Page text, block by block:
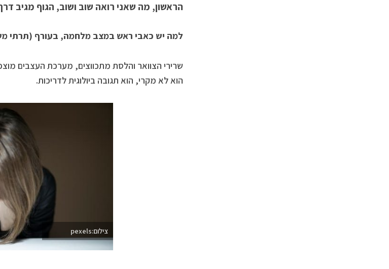
הראשון, מה שאני רואה שוב ושוב, הגוף מגיב
למה יש כאבי ראש במצב מלחמה, בעורף (תרתי
שרירי הצוואר והלסת מתכווצים, מערכת העצבים
הוא לא מקרי, הוא תגובה ביולוגית לדריכות.
צילום:pexels